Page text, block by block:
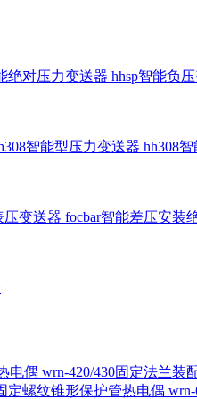
绝对压力变送器 hhsp智能负
智能型压力变送器 hh308
压变送器 focbar智能差压安装
电偶 wrn-420/430固定法兰装
定螺纹锥形保护管热电偶